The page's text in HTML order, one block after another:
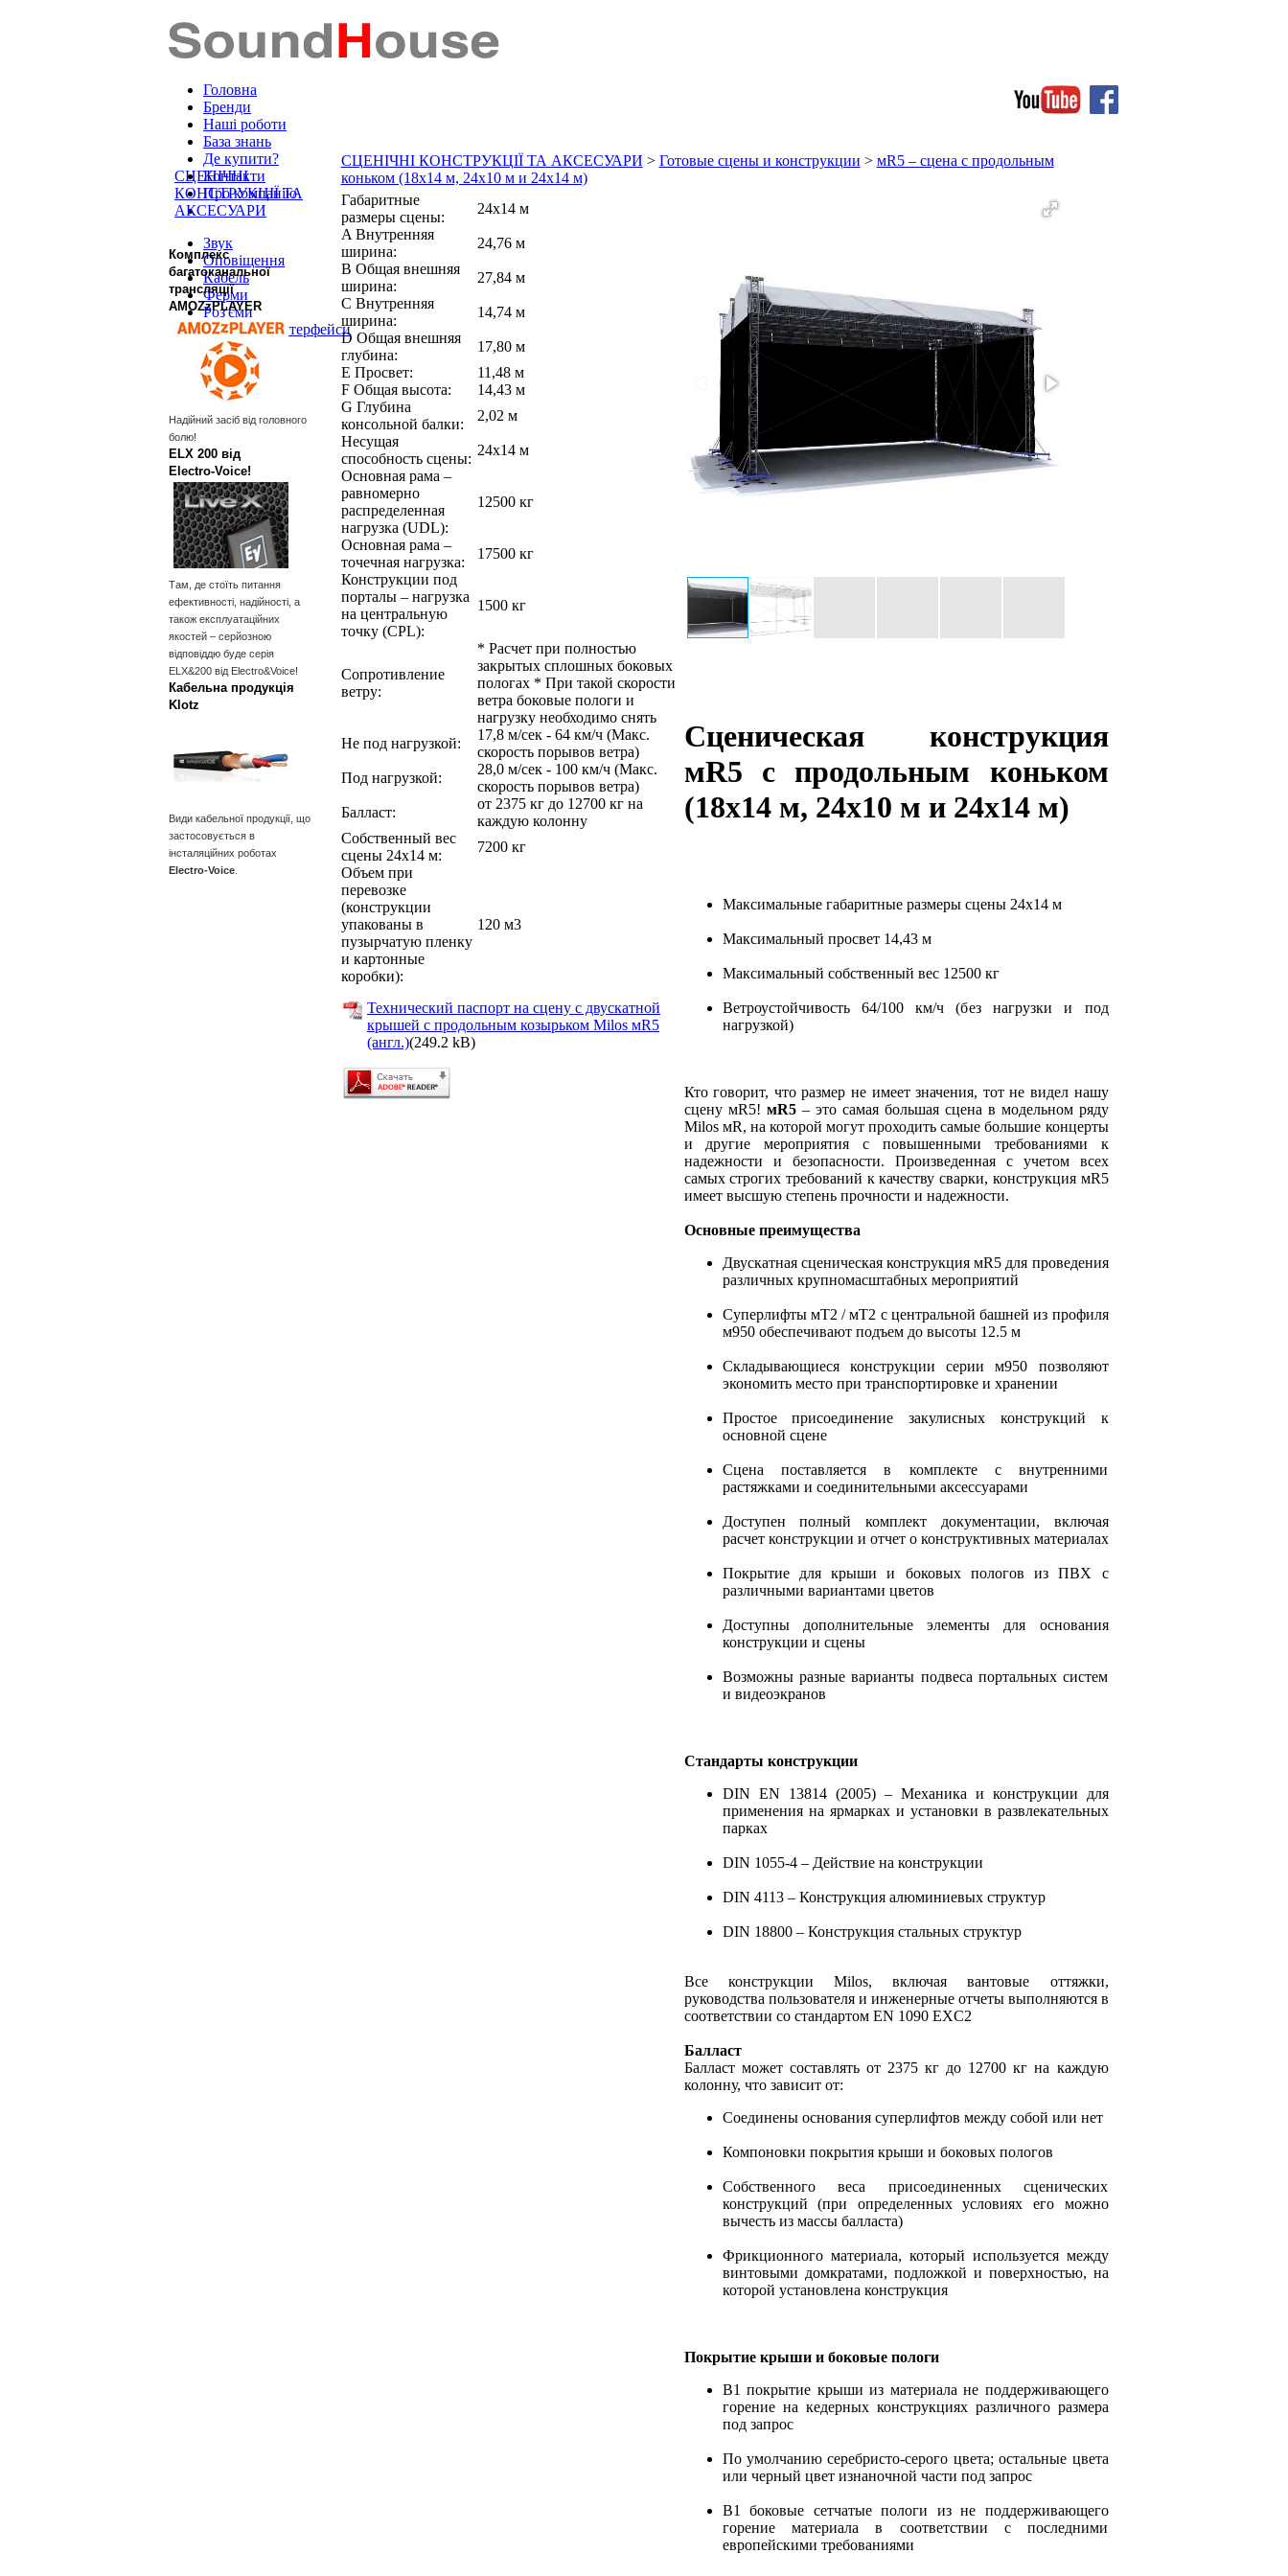
Головна
Бренди
Наші роботи
База знань
Де купити?
Контакти
Про компанію
Звук
Оповіщення
Кабель
Ферми
Роз'єми
DANTE™ Інтерфейси
СЦЕНІЧНІ
КОНСТРУКЦІЇ ТА
АКСЕСУАРИ
Комплекс
багатоканальної
трансляції
AMOZzPLAYER
Надійний засіб від головного
болю!
ELX 200 від
Electro‑Voice!
Там, де стоїть питання
ефективності, надійності, а
також експлуатаційних
якостей – серйозною
відповіддю буде серія
ELX&200 від Electro&Voice!
Кабельна продукція
Klotz
Види кабельної продукції, що
застосовується в
інсталяційних роботах
Electro-Voice
СЦЕНІЧНІ КОНСТРУКЦІЇ ТА АКСЕСУАРИ > Готовые сцены и конструкции > мR5 – сцена с продольным
коньком (18x14 м, 24x10 м и 24x14 м)
Габаритные
размеры сцены:
24x14 м
A Внутренняя
ширина:
24,76 м
B Общая внешняя
ширина:
27,84 м
C Внутренняя
ширина:
14,74 м
D Общая внешняя
глубина:
17,80 м
E Просвет:
11,48 м
F Общая высота:
14,43 м
G Глубина
консольной балки:
2,02 м
Несущая
способность сцены:
24x14 м
Основная рама –
равномерно
распределенная
нагрузка (UDL):
12500 кг
Основная рама –
точечная нагрузка:
17500 кг
Конструкции под
порталы – нагрузка
на центральную
точку (CPL):
1500 кг
Сопротивление
ветру:
* Расчет при полностью
закрытых сплошных боковых
пологах * При такой скорости
ветра боковые пологи и
нагрузку необходимо снять
Не под нагрузкой:
17,8 м/сек - 64 км/ч (Макс.
скорость порывов ветра)
Под нагрузкой:
28,0 м/сек - 100 км/ч (Макс.
скорость порывов ветра)
Балласт:
от 2375 кг до 12700 кг на
каждую колонну
Собственный вес
сцены 24x14 м:
7200 кг
Объем при
перевозке
(конструкции
упакованы в
пузырчатую пленку
и картонные
коробки):
120 м3
Технический паспорт на сцену с двускатной
крышей с продольным козырьком Milos мR5
(англ.)(249.2 kB)
Сценическая конструкция
мR5 с продольным коньком
(18x14 м, 24x10 м и 24x14 м)
Максимальные габаритные размеры сцены 24х14 м
Максимальный просвет 14,43 м
Максимальный собственный вес 12500 кг
Ветроустойчивость 64/100 км/ч (без нагрузки и под
нагрузкой)
Кто говорит, что размер не имеет значения, тот не видел нашу
сцену мR5! мR5– это самая большая сцена в модельном ряду
Milos мR, на которой могут проходить самые большие концерты
и другие мероприятия с повышенными требованиями к
надежности и безопасности. Произведенная с учетом всех
самых строгих требований к качеству сварки, конструкция мR5
имеет высшую степень прочности и надежности.
Основные преимущества
Двускатная сценическая конструкция мR5 для проведения
различных крупномасштабных мероприятий
Суперлифты мT2 / мT2 с центральной башней из профиля
м950 обеспечивают подъем до высоты 12.5 м
Складывающиеся конструкции серии м950 позволяют
экономить место при транспортировке и хранении
Простое присоединение закулисных конструкций к
основной сцене
Сцена поставляется в комплекте с внутренними
растяжками и соединительными аксессуарами
Доступен полный комплект документации, включая
расчет конструкции и отчет о конструктивных материалах
Покрытие для крыши и боковых пологов из ПВХ с
различными вариантами цветов
Доступны дополнительные элементы для основания
конструкции и сцены
Возможны разные варианты подвеса портальных систем
и видеоэкранов
Стандарты конструкции
DIN EN 13814 (2005) – Механика и конструкции для
применения на ярмарках и установки в развлекательных
парках
DIN 1055-4 – Действие на конструкции
DIN 4113 – Конструкция алюминиевых структур
DIN 18800 – Конструкция стальных структур
Все конструкции Milos, включая вантовые оттяжки,
руководства пользователя и инженерные отчеты выполняются в
соответствии со стандартом EN 1090 EXC2
Балласт
Балласт может составлять от 2375 кг до 12700 кг на каждую
колонну, что зависит от:
Соединены основания суперлифтов между собой или нет
Компоновки покрытия крыши и боковых пологов
Собственного веса присоединенных сценических
конструкций (при определенных условиях его можно
вычесть из массы балласта)
Фрикционного материала, который используется между
винтовыми домкратами, подложкой и поверхностью, на
которой установлена конструкция
Покрытие крыши и боковые пологи
B1 покрытие крыши из материала не поддерживающего
горение на кедерных конструкциях различного размера
под запрос
По умолчанию серебристо-серого цвета; остальные цвета
или черный цвет изнаночной части под запрос
B1 боковые сетчатые пологи из не поддерживающего
горение материала в соответствии с последними
европейскими требованиями